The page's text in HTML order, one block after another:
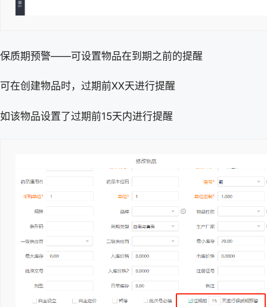
保质期预警——可设置物品在到期之前的提醒
可在创建物品时，过期前XX天进行提醒
如该物品设置了过期前15天内进行提醒